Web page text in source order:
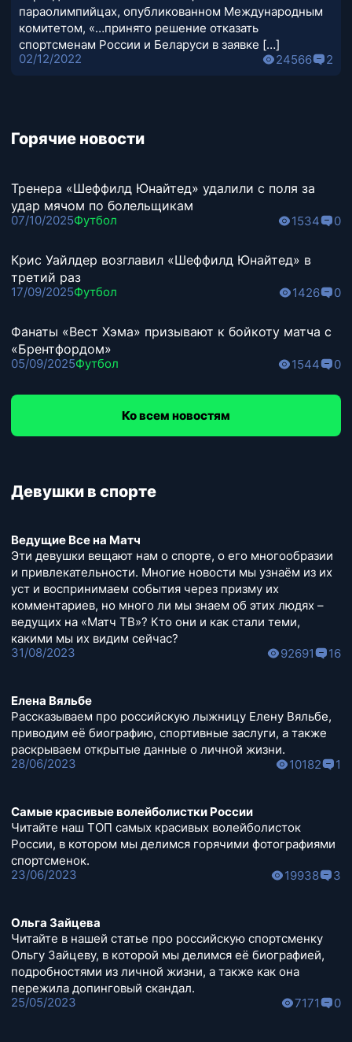
параолимпийцах, опубликованном Международным
комитетом, «…принято решение отказать
спортсменам России и Беларуси в заявке […]
02/12/2022
24566 2
Горячие новости
Тренера «Шеффилд Юнайтед» удалили с поля за
удар мячом по болельщикам
07/10/2025Футбол 1534 0
Крис Уайлдер возглавил «Шеффилд Юнайтед» в
третий раз
17/09/2025Футбол 1426 0
Фанаты «Вест Хэма» призывают к бойкоту матча с
«Брентфордом»
05/09/2025Футбол 1544 0
Ко всем новостям
Девушки в спорте
Ведущие Все на Матч
Эти девушки вещают нам о спорте, о его многообразии
и привлекательности. Многие новости мы узнаём из их
уст и воспринимаем события через призму их
комментариев, но много ли мы знаем об этих людях –
ведущих на «Матч ТВ»? Кто они и как стали теми,
какими мы их видим сейчас?
31/08/2023
92691 16
Елена Вяльбе
Рассказываем про российскую лыжницу Елену Вяльбе,
приводим её биографию, спортивные заслуги, а также
раскрываем открытые данные о личной жизни.
28/06/2023
10182 1
Самые красивые волейболистки России
Читайте наш ТОП самых красивых волейболисток
России, в котором мы делимся горячими фотографиями
спортсменок.
23/06/2023
19938 3
Ольга Зайцева
Читайте в нашей статье про российскую спортсменку
Ольгу Зайцеву, в которой мы делимся её биографией,
подробностями из личной жизни, а также как она
пережила допинговый скандал.
25/05/2023
7171 0